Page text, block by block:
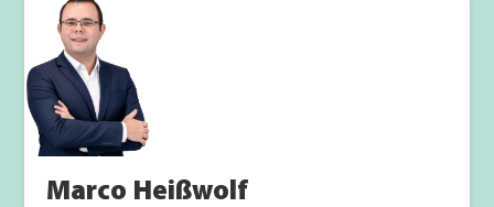
Marco Heißwolf